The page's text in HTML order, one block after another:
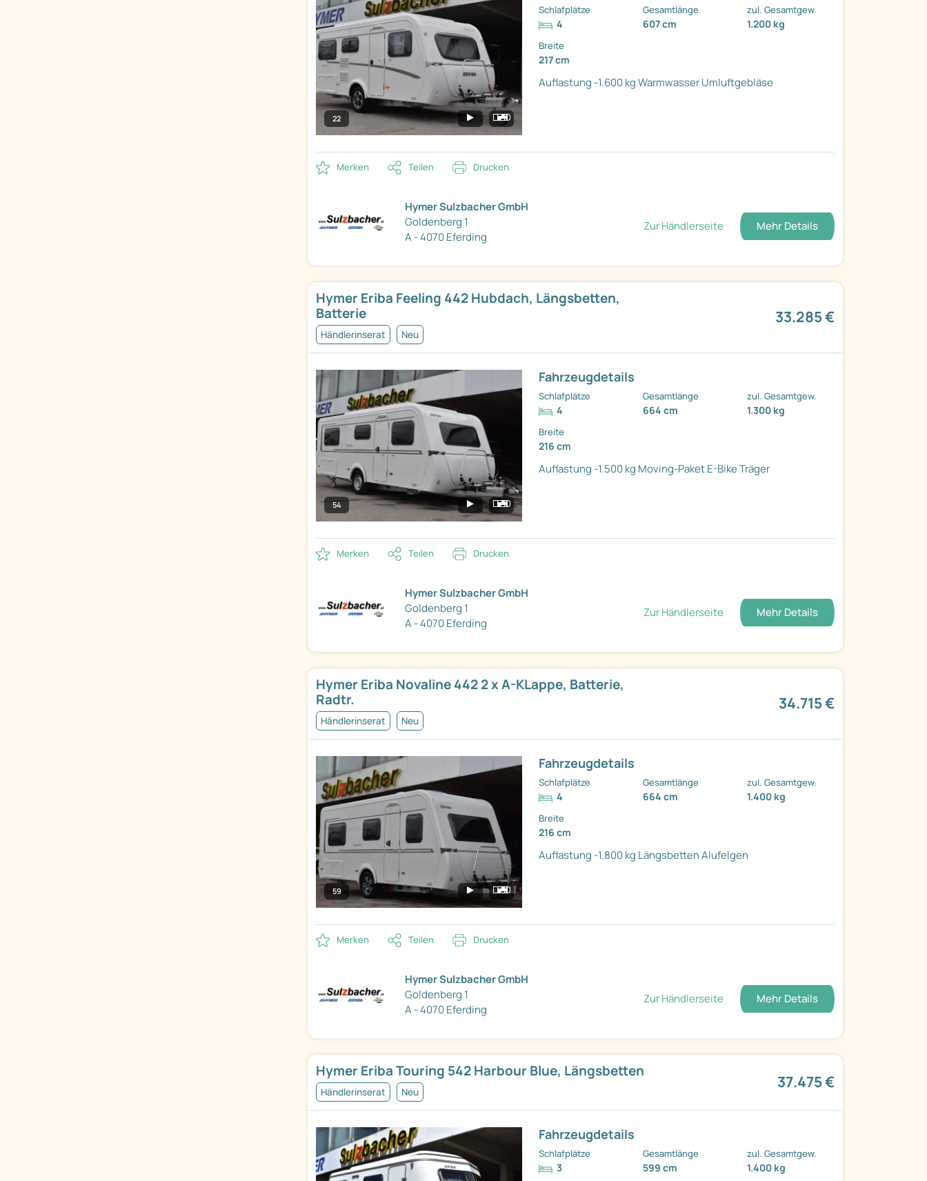
22
Schlafplätze
4
Gesamtlänge
607 cm
zul. Gesamtgew.
1.200 kg
Breite
217 cm
Auflastung -1.600 kg WarmwasserUmluftgebläse
Merken Teilen Drucken
Hymer Sulzbacher GmbH
Goldenberg 1
A - 4070 Eferding
Zur Händlerseite Mehr Details
Hymer Eriba Feeling 442 Hubdach, Längsbetten,
Batterie
Händlerinserat Neu
33.285 €
54
Fahrzeugdetails
Schlafplätze
4
Gesamtlänge
664 cm
zul. Gesamtgew.
1.300 kg
Breite
216 cm
Auflastung -1.500 kg Moving-PaketE-Bike Träger
Merken Teilen Drucken
Hymer Sulzbacher GmbH
Goldenberg 1
A - 4070 Eferding
Zur Händlerseite Mehr Details
Hymer Eriba Novaline 442 2 x A-KLappe, Batterie,
Radtr.
Händlerinserat Neu
34.715 €
59
Fahrzeugdetails
Schlafplätze
4
Gesamtlänge
664 cm
zul. Gesamtgew.
1.400 kg
Breite
216 cm
Auflastung -1.800 kg Längsbetten Alufelgen
Merken Teilen Drucken
Hymer Sulzbacher GmbH
Goldenberg 1
A - 4070 Eferding
Zur Händlerseite Mehr Details
Hymer Eriba Touring 542 Harbour Blue, Längsbetten
Händlerinserat Neu
37.475 €
Fahrzeugdetails
Schlafplätze
3
Gesamtlänge
599 cm
zul. Gesamtgew.
1.400 kg